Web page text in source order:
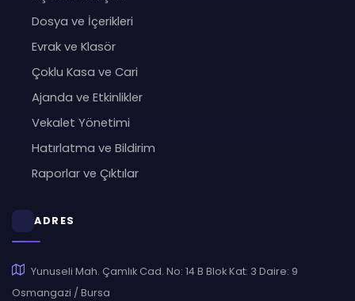
Dosya ve İçerikleri
Evrak ve Klasör
Çoklu Kasa ve Cari
Ajanda ve Etkinlikler
Vekalet Yönetimi
Hatırlatma ve Bildirim
Raporlar ve Çıktılar
ADRES
Yunuseli Mah. Çamlık Cad. No: 14 B Blok Kat: 3 Daire: 9
Osmangazi / Bursa